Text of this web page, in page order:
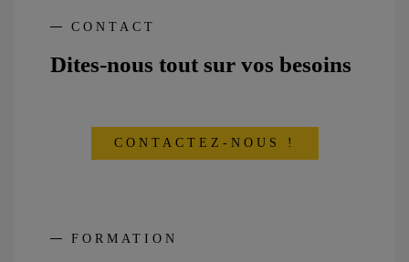
Dites-nous tout sur vos besoins
CONTACT
CONTACTEZ-NOUS !
FORMATION